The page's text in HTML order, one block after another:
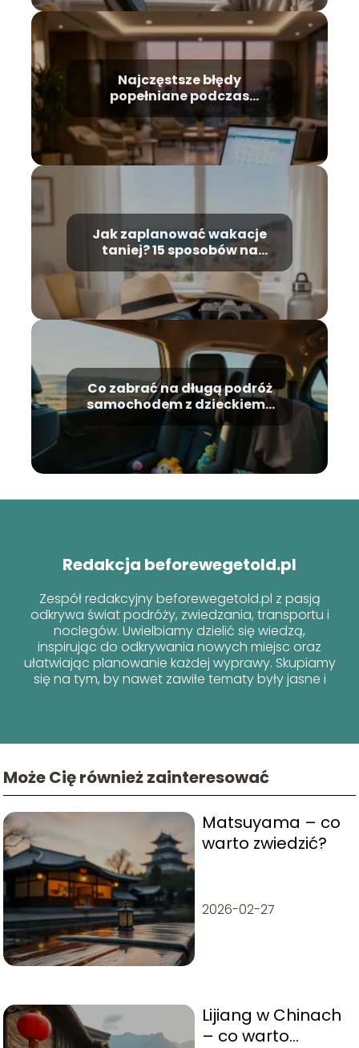
Najczęstsze błędy
popełniane podczas
rezerwacji noclegów i jak ich
uniknąć
Jak zaplanować wakacje
taniej? 15 sposobów na
oszczędne podróżowanie
bez rezygnacji z komfortu
Co zabrać na długą podróż
samochodem z dzieckiem?
Praktyczne porady
Redakcja beforewegetold.pl
Zespół redakcyjny beforewegetold.pl z pasją
odkrywa świat podróży, zwiedzania, transportu i
noclegów. Uwielbiamy dzielić się wiedzą,
inspirując do odkrywania nowych miejsc oraz
ułatwiając planowanie każdej wyprawy. Skupiamy
się na tym, by nawet zawiłe tematy były jasne i
Może Cię również zainteresować
Matsuyama – co
warto zwiedzić?
2026-02-27
Lijiang w Chinach
– co warto